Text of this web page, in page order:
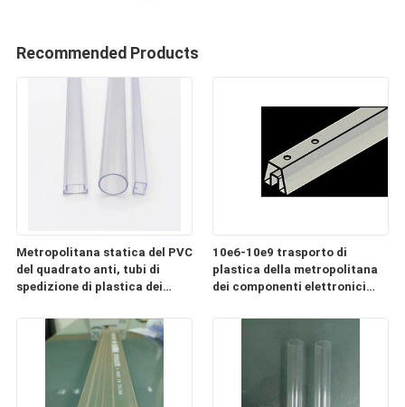
Recommended Products
Metropolitana statica del PVC
del quadrato anti, tubi di
spedizione di plastica dei
10e6-10e9 trasporto di
plastica della metropolitana
dei componenti elettronici